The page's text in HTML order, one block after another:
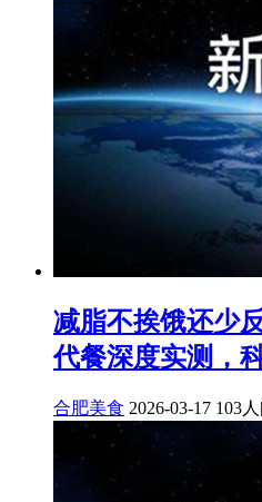
减脂不挨饿还少
代餐深度实测，
合肥美食 2026-03-17 103